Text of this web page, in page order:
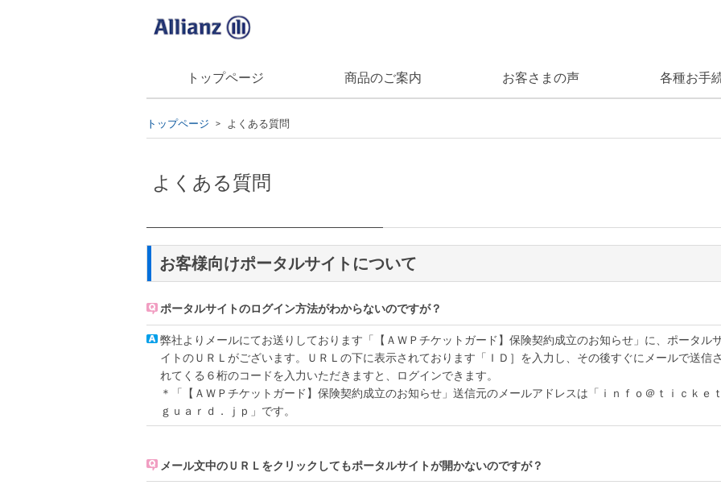
トップページ 商品のご案内 お客さまの声 各種お手
トップページ > よくある質問
よくある質問
お客様向けポータルサイトについて
ポータルサイトのログイン方法がわからないのですが？
弊社よりメールにてお送りしております「【ＡＷＰチケットガード】保険契約成立のお知らせ」に、ポータル
イトのＵＲＬがございます。ＵＲＬの下に表示されております「ＩＤ］を入力し、その後すぐにメールで送信さ
れてくる６桁のコードを入力いただきますと、ログインできます。
＊「【ＡＷＰチケットガード】保険契約成立のお知らせ」送信元のメールアドレスは「ｉｎｆｏ＠ｔｉｃｋｅｔ
ｇｕａｒｄ．ｊｐ」です。
メール文中のＵＲＬをクリックしてもポータルサイトが開かないのですが？